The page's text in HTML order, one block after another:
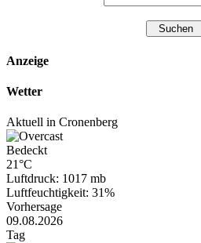
Anzeige
Wetter
Aktuell in Cronenberg
Bedeckt
21°C
Luftdruck: 1017 mb
Luftfeuchtigkeit: 31%
Vorhersage
09.08.2026
Tag